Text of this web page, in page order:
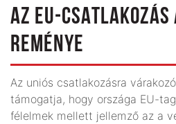
AZ EU-CSATLAKOZÁS
REMÉNYE
Az uniós csatlakozásra
támogatja, hogy országa EU-
félelmek mellett jellemző az a